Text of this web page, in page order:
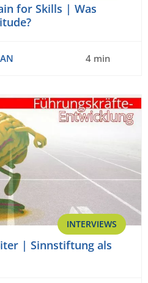
for Skills | Was
4 min
INTERVIEWS
| Sinnstiftung als